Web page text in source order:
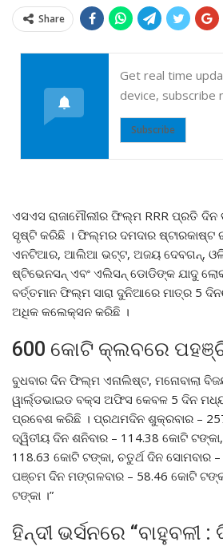
Share
Get real time
device, subscribe
Subscribe
ଏସଏସ ରାଜାମୌଲୀର ଫିଲ୍ମ RRR ପ୍ରତି
ସୃଷ୍ଟି କରିଛି । ଫିଲ୍ମର ଦମଦାର ଷ୍ଟାରକାଷ୍ଟ
ଏନଟିଆର, ଆଲିଆ ଭଟ୍ଟ, ଅଜୟ ଦେବଗନ୍,
ଷ୍ଟିଭେନସନ୍ ଏବଂ ଏଲିସନ୍ ଡୋଡିଙ୍କ ଯାଦୁ
ବର୍ତ୍ତମାନ ଫିଲ୍ମ ସାରା ଦୁନିଆରେ ମାତ୍ର 5
ଅଧିକ କଲେକ୍ସନ କରିଛି ।
600 କୋଟି କ୍ଲବରେ
ବୁଧବାର ଦିନ ଫିଲ୍ମ ଏନାଲିଷ୍ଟ, ମନୋବାଲା
ୱାର୍ଲ୍ଡଭାଇଡ ବକ୍ସ ଅଫିସ କେବଳ 5 ଦିନ
ପ୍ରବେଶ କରିଛି । ପ୍ରଥମଦିନ ଶୁକ୍ରବାର –
ଦ୍ୱିତୀୟ ଦିନ ଶନିବାର – 114.38 କୋଟି
118.63 କୋଟି ଟଙ୍କା, ଚତୁର୍ଥ ଦିନ ସୋମବାର
ପଞ୍ଚମ ଦିନ ମଙ୍ଗଳବାର – 58.46 କୋଟି
ଟଙ୍କା ।”
ହିନ୍ଦୀ ଭର୍ସନରେ